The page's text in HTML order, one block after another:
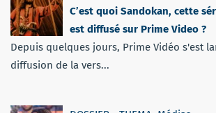
C’est quoi Sandokan, cette
est diffusé sur Prime Video ?
Depuis quelques jours, Prime Vidéo s'est
diffusion de la vers...